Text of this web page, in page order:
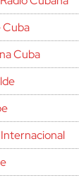
Cuba
Cuba